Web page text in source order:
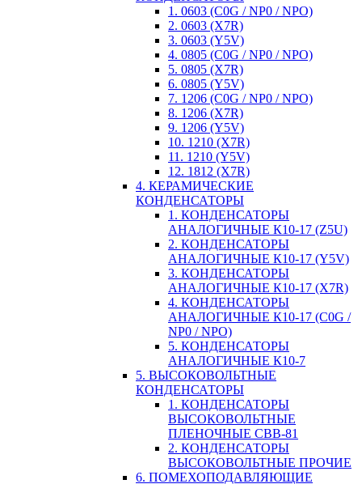
1. 0603 (C0G / NP0 / NPO)
2. 0603 (X7R)
3. 0603 (Y5V)
4. 0805 (C0G / NP0 / NPO)
5. 0805 (X7R)
6. 0805 (Y5V)
7. 1206 (C0G / NP0 / NPO)
8. 1206 (X7R)
9. 1206 (Y5V)
10. 1210 (X7R)
11. 1210 (Y5V)
12. 1812 (X7R)
4. КЕРАМИЧЕСКИЕ
КОНДЕНСАТОРЫ
1. КОНДЕНСАТОРЫ
АНАЛОГИЧНЫЕ К10-17 (Z5U)
2. КОНДЕНСАТОРЫ
АНАЛОГИЧНЫЕ К10-17 (Y5V)
3. КОНДЕНСАТОРЫ
АНАЛОГИЧНЫЕ К10-17 (X7R)
4. КОНДЕНСАТОРЫ
АНАЛОГИЧНЫЕ К10-17 (C0G /
NP0 / NPO)
5. КОНДЕНСАТОРЫ
АНАЛОГИЧНЫЕ К10-7
5. ВЫСОКОВОЛЬТНЫЕ
КОНДЕНСАТОРЫ
1. КОНДЕНСАТОРЫ
ВЫСОКОВОЛЬТНЫЕ
ПЛЕНОЧНЫЕ CBB-81
2. КОНДЕНСАТОРЫ
ВЫСОКОВОЛЬТНЫЕ ПРОЧИЕ
6. ПОМЕХОПОДАВЛЯЮЩИЕ